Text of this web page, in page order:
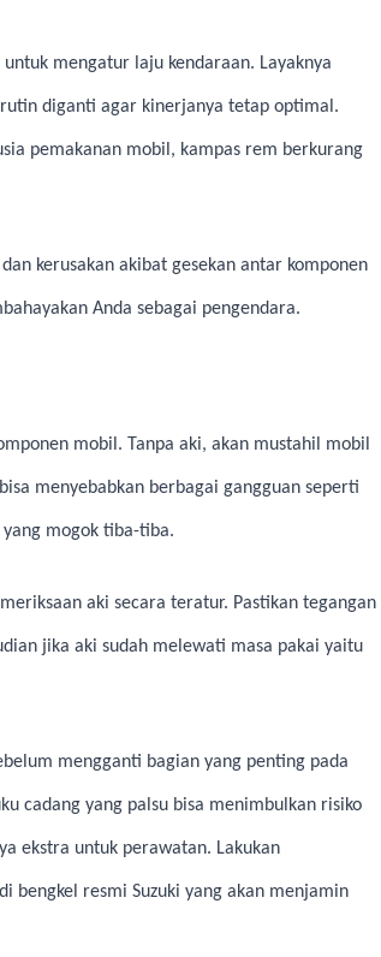
mengatur laju kendaraan. Layaknya
diganti agar kinerjanya tetap optimal.
pemakanan mobil, kampas rem berkurang
kerusakan akibat gesekan antar komponen
Anda sebagai pengendara.
mobil. Tanpa aki, akan mustahil mobil
menyebabkan berbagai gangguan seperti
mogok tiba-tiba.
aki secara teratur. Pastikan tegangan
jika aki sudah melewati masa pakai yaitu
mengganti bagian yang penting pada
cadang yang palsu bisa menimbulkan risiko
ekstra untuk perawatan. Lakukan
bengkel resmi Suzuki yang akan menjamin